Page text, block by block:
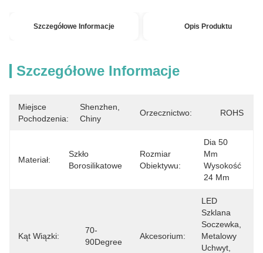
Szczegółowe Informacje Opis Produktu
Szczegółowe Informacje
Miejsce
Pochodzenia:
Shenzhen,
Chiny
Orzecznictwo: ROHS
Materiał:
Szkło
Borosilikatowe
Rozmiar
Obiektywu:
Dia 50
Mm
Wysokość
24 Mm
Kąt Wiązki:
70-
90Degree
Akcesorium:
LED
Szklana
Soczewka,
Metalowy
Uchwyt,